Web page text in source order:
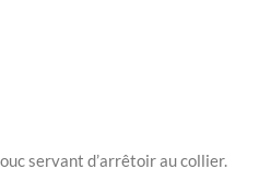
servant d’arrêtoir au collier.